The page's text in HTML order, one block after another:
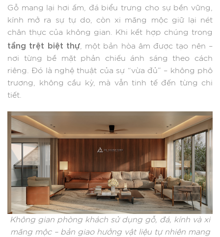
Gỗ mang lại hơi ấm, đá biểu trưng cho sự bền vững,
kính mở ra sự tự do, còn xi măng mộc giữ lại nét
chân thực của không gian. Khi kết hợp chúng trong
tầng trệt biệt thự, một bản hòa âm được tạo nên –
nơi từng bề mặt phản chiếu ánh sáng theo cách
riêng. Đó là nghệ thuật của sự “vừa đủ” – không phô
trương, không cầu kỳ, mà vẫn tinh tế đến từng chi
tiết.
Không gian phòng khách sử dụng gỗ, đá, kính và xi
măng mộc – bản giao hưởng vật liệu tự nhiên mang